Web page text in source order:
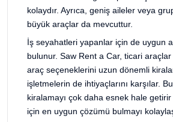
kolaydır. Ayrıca, geniş aileler veya
büyük araçlar da mevcuttur.
İş seyahatleri yapanlar için de uygun
bulunur. Saw Rent a Car, ticari
araç seçeneklerini uzun dönemli
işletmelerin de ihtiyaçlarını karşılar.
kiralamayı çok daha esnek hale
için en uygun çözümü bulmayı